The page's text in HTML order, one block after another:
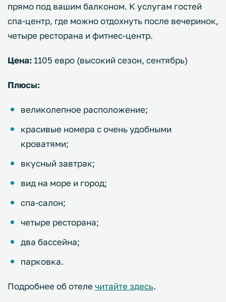
прямо под вашим балконом. К услугам гостей
спа-центр, где можно отдохнуть после вечеринок,
четыре ресторана и фитнес-центр.
Цена: 1105 евро (высокий сезон, сентябрь)
Плюсы:
великолепное расположение;
красивые номера с очень удобными
кроватями;
вкусный завтрак;
вид на море и город;
спа-салон;
четыре ресторана;
два бассейна;
парковка.
Подробнее об отеле читайте здесь.